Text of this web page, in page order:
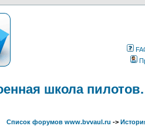
школа пилотов.
Список форумов www.bvvaul.ru ->